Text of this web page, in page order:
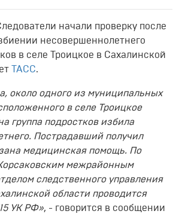
начали проверку после
несовершеннолетнего
в селе Троицкое в Сахалинской
ТАСС.
около одного из муниципальных
в селе Троицкое
группа подростков избила
Пострадавший получил
медицинская помощь. По
межрайонным
следственного управления
области проводится
УК РФ», - говорится в сообщении